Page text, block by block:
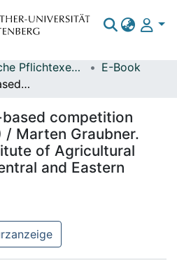
Elektronische Pflichtexemplare
E-Book
The spatial agent-based competition model (SpAbCoM) / Marten Graubner. IAMO, Leibniz Institute of Agricultural Development in Central and Eastern Europe
competition
/ Marten Graubner.
of Agricultural
and Eastern